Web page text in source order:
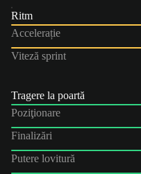
Ritm
Accelerație
Viteză sprint
Tragere la poartă
Poziţionare
Finalizări
Putere lovitură